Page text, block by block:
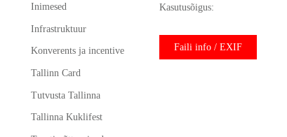
Inimesed
Infrastruktuur
Konverents ja incentive
Tallinn Card
Tutvusta Tallinna
Tallinna Kuklifest
Kasutusõigus:
Faili info / EXIF